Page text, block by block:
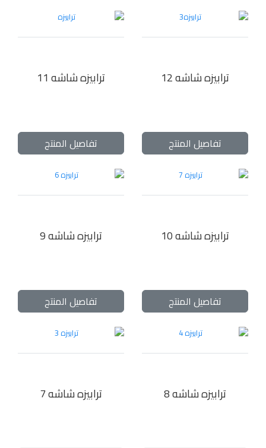
ترابيزه شاشه 12
تفاصيل المنتج
ترابيزه شاشه 11
تفاصيل المنتج
ترابيزه شاشه 10
تفاصيل المنتج
ترابيزه شاشه 9
تفاصيل المنتج
ترابيزه شاشه 8 ترابيزه شاشه 7